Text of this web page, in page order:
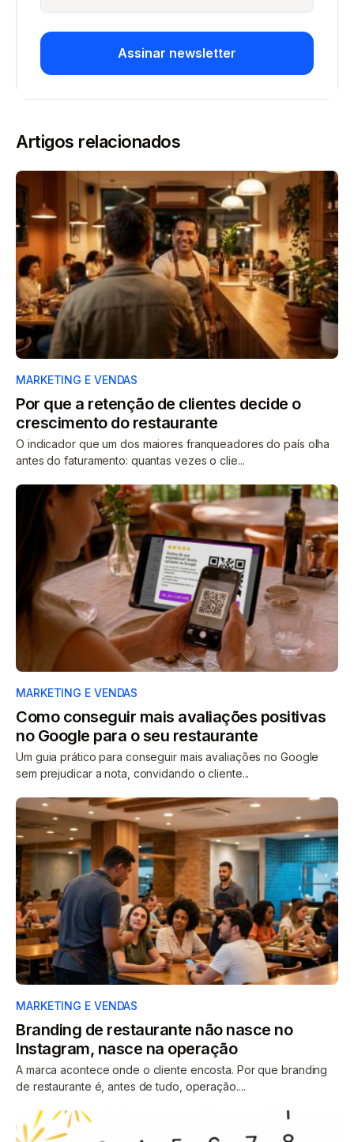
Assinar newsletter
Artigos relacionados
MARKETING E VENDAS
Por que a retenção de clientes decide o
crescimento do restaurante
O indicador que um dos maiores franqueadores do país olha
antes do faturamento: quantas vezes o clie...
MARKETING E VENDAS
Como conseguir mais avaliações positivas
no Google para o seu restaurante
Um guia prático para conseguir mais avaliações no Google
sem prejudicar a nota, convidando o cliente...
MARKETING E VENDAS
Branding de restaurante não nasce no
Instagram, nasce na operação
A marca acontece onde o cliente encosta. Por que branding
de restaurante é, antes de tudo, operação....